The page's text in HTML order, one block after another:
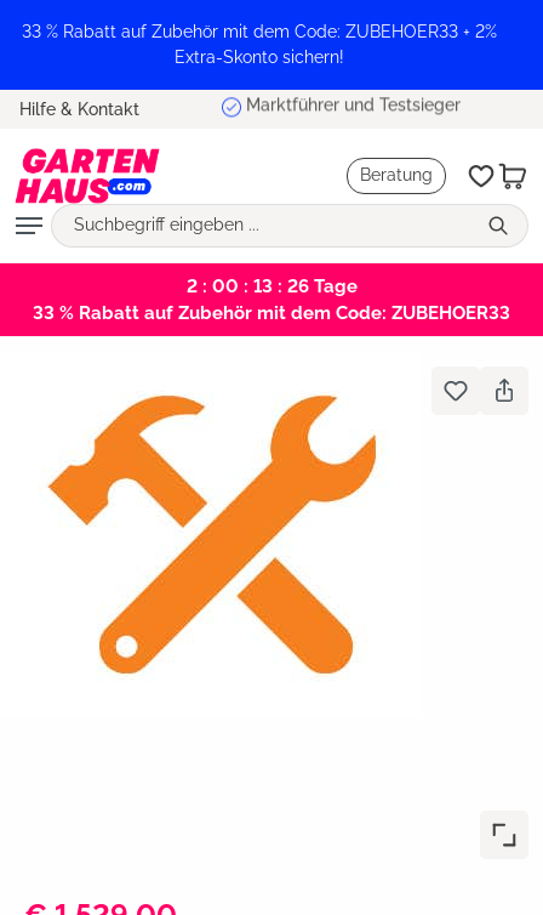
springen
33 % Rabatt auf Zubehör mit dem Code: ZUBEHOER33 + 2%
Extra-Skonto sichern!
Hilfe & Kontakt Marktführer und Testsieger
Beratung
2 : 00 : 13 : 26Tage
33 % Rabatt auf Zubehör mit dem Code: ZUBEHOER33